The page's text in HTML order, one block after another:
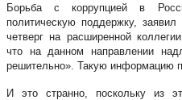
Борьба с коррупцией в
политическую поддержку,
четверг на расширенной
что на данном направлении
решительно». Такую информацию
И это странно, поскольку из